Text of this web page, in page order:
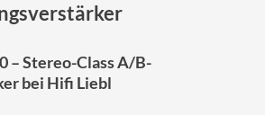
– Stereo-Class A/B-
bei Hifi Liebl